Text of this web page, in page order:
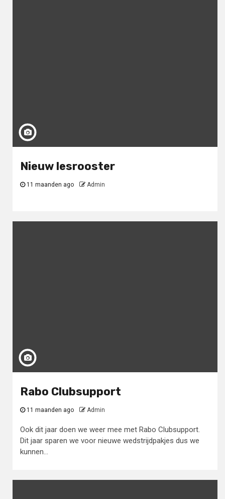
Nieuw lesrooster
11 maanden ago Admin
Rabo Clubsupport
11 maanden ago Admin
Ook dit jaar doen we weer mee met Rabo Clubsupport.
Dit jaar sparen we voor nieuwe wedstrijdpakjes dus we
kunnen...